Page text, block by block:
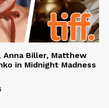
Anna Biller, Matthew
in Midnight Madness